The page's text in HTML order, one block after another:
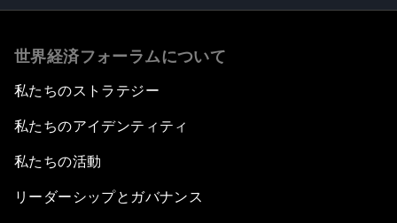
世界経済フォーラムについて
私たちのストラテジー
私たちのアイデンティティ
私たちの活動
リーダーシップとガバナンス